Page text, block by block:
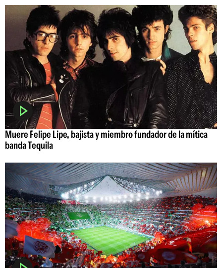
Muere Felipe Lipe, bajista y miembro fundador de la mítica
banda Tequila